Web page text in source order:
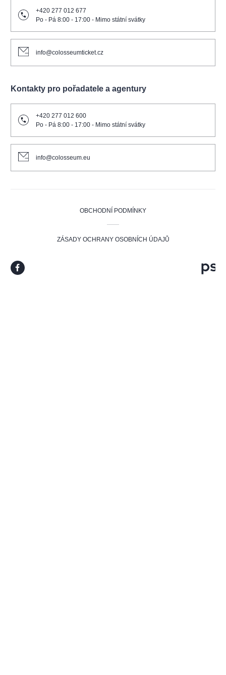
+420 277 012 677
Po - Pá 8:00 - 17:00 - Mimo státní svátky
info@colosseumticket.cz
Kontakty pro pořadatele a agentury
+420 277 012 600
Po - Pá 8:00 - 17:00 - Mimo státní svátky
info@colosseum.eu
OBCHODNÍ PODMÍNKY
ZÁSADY OCHRANY OSOBNÍCH ÚDAJŮ